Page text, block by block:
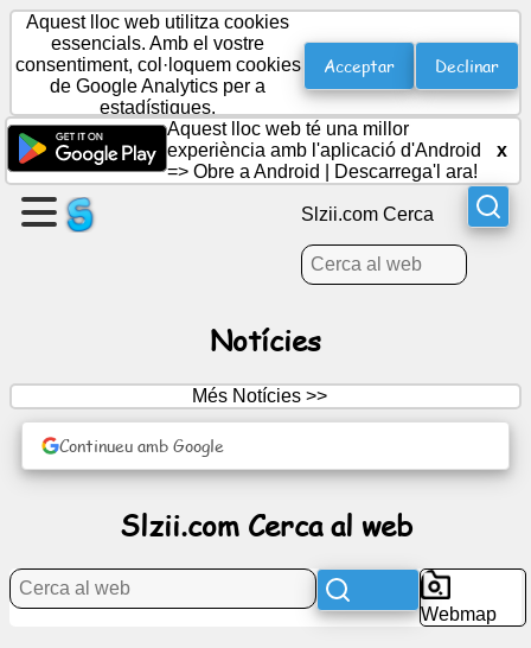
una
pàgina
Crear
Agenda
Entreteniment
Notícies
Aquest lloc web utilitza cookies
essencials. Amb el vostre
consentiment, col·loquem cookies
de Google Analytics per a
estadístiques.
Acceptar Declinar
Aquest lloc web té una millor
experiència amb l'aplicació d'Android
=> Obre a Android Descarrega'l ara!
x
Slzii.com Cerca
Notícies
Més Notícies >>
Continueu amb Google
Slzii.com Cerca al web
Webmap